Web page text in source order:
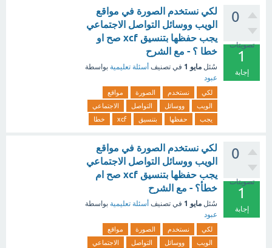
0
تصويتات
1
إجابة
لكي نستخدم الصورة في مواقع
الويب ووسائل التواصل الاجتماعي
يجب حفظها بتنسيق xcf صح او
خطا ؟ - مع الشرح
سُئل مايو 1 في تصنيف أسئلة تعليمية بواسطة
عبود
لكي نستخدم الصورة
مواقع
الويب
ووسائل التواصل
الاجتماعي
يجب
حفظها بتنسيق xcf خطا
0
تصويتات
1
إجابة
لكي نستخدم الصورة في مواقع
الويب ووسائل التواصل الاجتماعي
يجب حفظها بتنسيق xcf صح ام
خطأ؟ - مع الشرح
سُئل مايو 1 في تصنيف أسئلة تعليمية بواسطة
عبود
لكي نستخدم الصورة
مواقع
الويب
ووسائل التواصل
الاجتماعي